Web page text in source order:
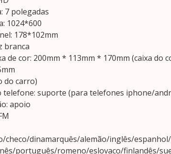
7 polegadas
1024*600
178*102mm
branca
de cor: 200mm * 113mm * 170mm (caixa do
do carro)
telefone: suporte (para telefones iphone/
apoio
checo/dinamarquês/alemão/inglês/
português/romeno/eslovaco/finlandês/